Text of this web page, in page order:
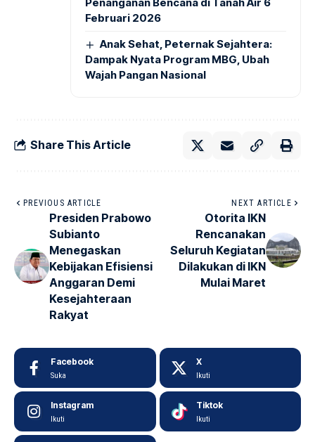
Februari 2026
Anak Sehat, Peternak Sejahtera:
Dampak Nyata Program MBG, Ubah
Wajah Pangan Nasional
Share This Article
PREVIOUS ARTICLE
Presiden Prabowo
Subianto
Menegaskan
Kebijakan Efisiensi
Anggaran Demi
Kesejahteraan
Rakyat
NEXT ARTICLE
Otorita IKN
Rencanakan
Seluruh Kegiatan
Dilakukan di IKN
Mulai Maret
Facebook
Suka
X
Ikuti
Instagram
Ikuti
Tiktok
Ikuti